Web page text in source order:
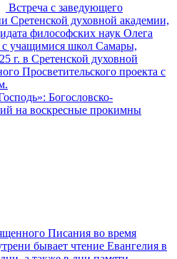
Встреча с заведующего
Сретенской духовной академии,
философских наук Олега
с учащимися школ Самары,
г. в Сретенской духовной
Просветительского проекта с
Богословско-
на воскресные прокимны
Писания во время
бывает чтение Евангелия в